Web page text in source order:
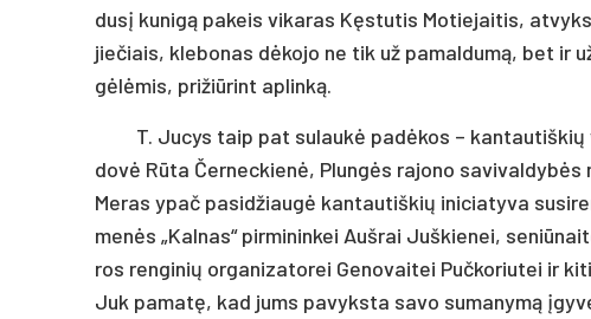
du­sį ku­ni­gą pa­keis vi­ka­ras Kęs­tu­tis Mo­tie­jai­tis,
jie­čiais, kle­bo­nas dė­ko­jo ne tik už pa­mal­du­mą, bet ir
gė­lė­mis, pri­žiū­rint ap­lin­ką.
T. Ju­cys taip pat su­lau­kė pa­dė­kos –
do­vė Rū­ta Čer­nec­kie­nė, Plun­gės ra­jo­no
Me­ras ypač pa­si­džiau­gė kan­tau­tiš­kių ini­cia­ty­va
me­nės „Kal­nas“ pir­mi­nin­kei Auš­rai Juš­kie­nei,
ros ren­gi­nių or­ga­ni­za­to­rei Ge­no­vai­tei Puč­ko­riu­tei ir
Juk pa­ma­tę, kad jums pa­vyks­ta sa­vo su­ma­ny­mą